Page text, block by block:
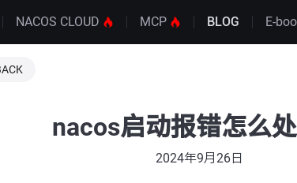
NACOS CLOUD MCP BLOG E-
nacos启动报错怎么处
2024年9月26日